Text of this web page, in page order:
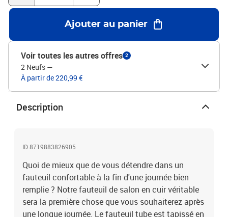
de rembourrage : cuir véritable de chèvreMatériau du cadre : bois
massif de manguierDimensions : 60 x 57 x 64 cm (l x P x H)Largeur
du siège : 39 cmProfondeur du siège : 41 cmHauteur du siège à
partir du sol : 40 cmL'assemblage est requis
Ajouter au panier
Voir toutes les autres offres 2
2 Neufs —
À partir de 220,99 €
Description
ID 8719883826905
Quoi de mieux que de vous détendre dans un
fauteuil confortable à la fin d'une journée bien
remplie ? Notre fauteuil de salon en cuir véritable
sera la première chose que vous souhaiterez après
une longue journée. Le fauteuil tube est tapissé en